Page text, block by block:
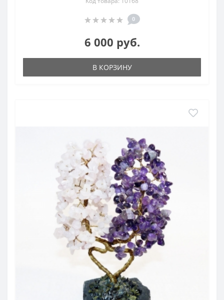
0
6 000 руб.
В КОРЗИНУ